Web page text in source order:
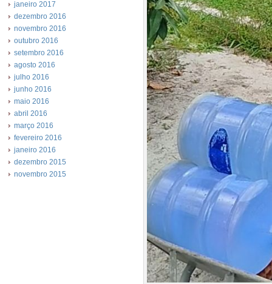
janeiro 2017
dezembro 2016
novembro 2016
outubro 2016
setembro 2016
agosto 2016
julho 2016
junho 2016
maio 2016
abril 2016
março 2016
fevereiro 2016
janeiro 2016
dezembro 2015
novembro 2015